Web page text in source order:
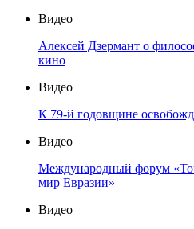
Видео
Алексей Дзермант о
кино
Видео
К 79-й годовщине
Видео
Международный форум
мир Евразии»
Видео